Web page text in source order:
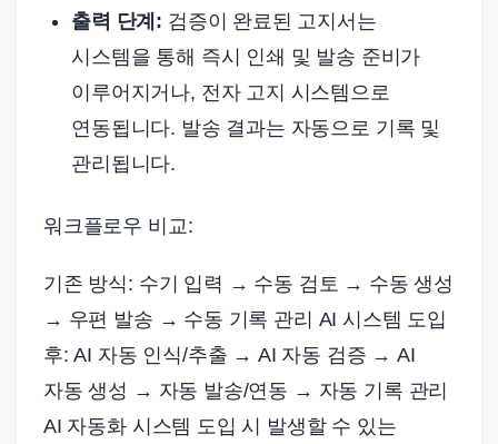
출력 단계: 검증이 완료된 고지서는
시스템을 통해 즉시 인쇄 및 발송 준비가
이루어지거나, 전자 고지 시스템으로
연동됩니다. 발송 결과는 자동으로 기록 및
관리됩니다.
워크플로우 비교:
기존 방식: 수기 입력 → 수동 검토 → 수동 생성
→ 우편 발송 → 수동 기록 관리 AI 시스템 도입
후: AI 자동 인식/추출 → AI 자동 검증 → AI
자동 생성 → 자동 발송/연동 → 자동 기록 관리
AI 자동화 시스템 도입 시 발생할 수 있는